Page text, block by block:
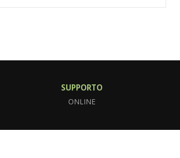
SUPPORTO
ONLINE